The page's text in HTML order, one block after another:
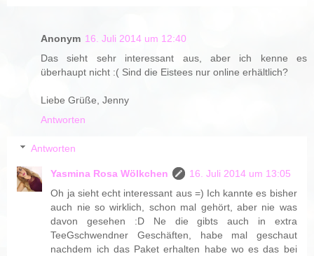
Anonym 16. Juli 2014 um 12:40
Das sieht sehr interessant aus, aber ich kenne es
überhaupt nicht :( Sind die Eistees nur online erhältlich?
Liebe Grüße, Jenny
Antworten
Antworten
Yasmina Rosa Wölkchen
16. Juli 2014 um 13:05
Oh ja sieht echt interessant aus =) Ich kannte es bisher
auch nie so wirklich, schon mal gehört, aber nie was
davon gesehen :D Ne die gibts auch in extra
TeeGschwendner Geschäften, habe mal geschaut
nachdem ich das Paket erhalten habe wo es das bei